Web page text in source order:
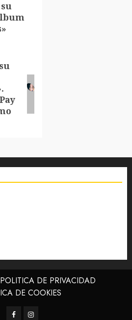
POLITICA DE PRIVACIDAD
DE COOKIES
FacebookInstagram